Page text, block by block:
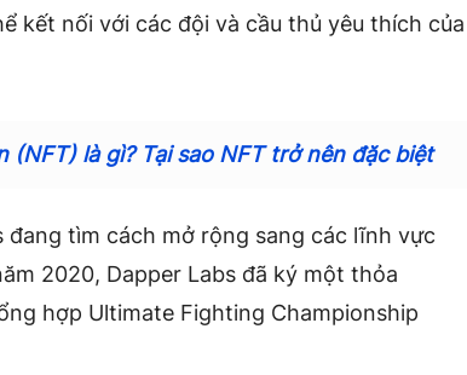
kết nối với các đội và cầu thủ yêu thích của
(NFT) là gì? Tại sao NFT trở nên đặc biệt
đang tìm cách mở rộng sang các lĩnh vực
2020, Dapper Labs đã ký một thỏa
hợp Ultimate Fighting Championship